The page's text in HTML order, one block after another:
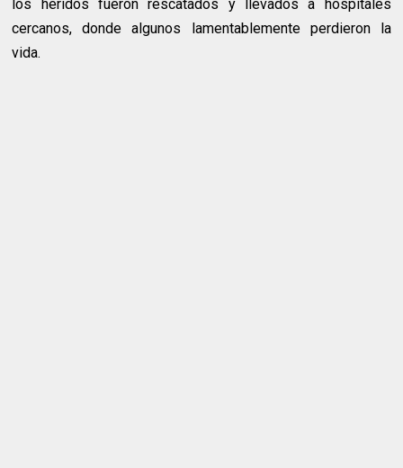
los heridos fueron rescatados y llevados a hospitales
cercanos, donde algunos lamentablemente perdieron la
vida.